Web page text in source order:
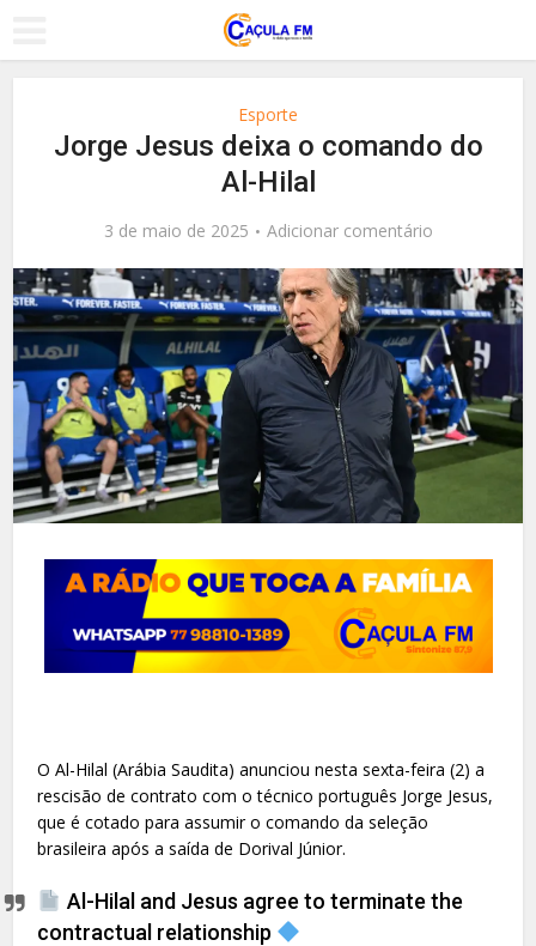
Esporte
Jorge Jesus deixa o comando do
Al-Hilal
3 de maio de 2025 Adicionar comentário
O Al-Hilal (Arábia Saudita) anunciou nesta sexta-feira (2) a
rescisão de contrato com o técnico português Jorge Jesus,
que é cotado para assumir o comando da seleção
brasileira após a saída de Dorival Júnior.
Al-Hilal and Jesus agree to terminate the
contractual relationship